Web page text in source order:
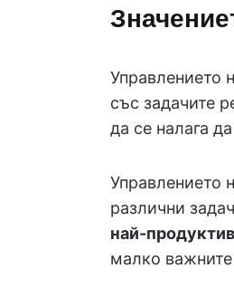
Управлението
със задачите
да се налага
Управлението
различни
най-
малко важните